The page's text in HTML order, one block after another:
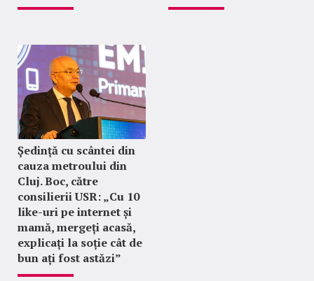
Ședință cu scântei din
cauza metroului din
Cluj. Boc, către
consilierii USR: „Cu 10
like-uri pe internet și
mamă, mergeți acasă,
explicați la soție cât de
bun ați fost astăzi”